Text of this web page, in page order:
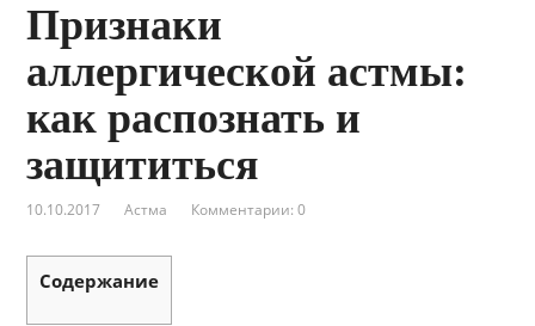
Признаки
аллергической астмы:
как распознать и
защититься
10.10.2017 Астма Комментарии: 0
Содержание